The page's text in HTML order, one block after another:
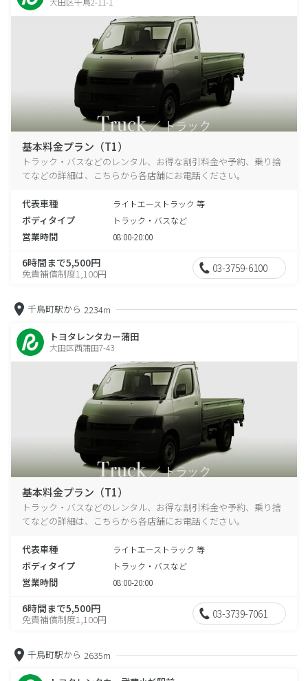
基本料金プラン（T1）
トラック・バスなどのレンタル、お得な割引料金や予約、乗り捨
てなどの詳細は、こちらから各店舗にお電話ください。
代表車種 ライトエーストラック 等
ボディタイプ トラック・バスなど
営業時間 08:00-20:00
6時間まで5,500円
免責補償制度1,100円 03-3759-6100
千鳥町駅から 2234m
トヨタレンタカー蒲田
大田区西蒲田7-43
基本料金プラン（T1）
トラック・バスなどのレンタル、お得な割引料金や予約、乗り捨
てなどの詳細は、こちらから各店舗にお電話ください。
代表車種 ライトエーストラック 等
ボディタイプ トラック・バスなど
営業時間 08:00-20:00
6時間まで5,500円
免責補償制度1,100円 03-3739-7061
千鳥町駅から 2635m